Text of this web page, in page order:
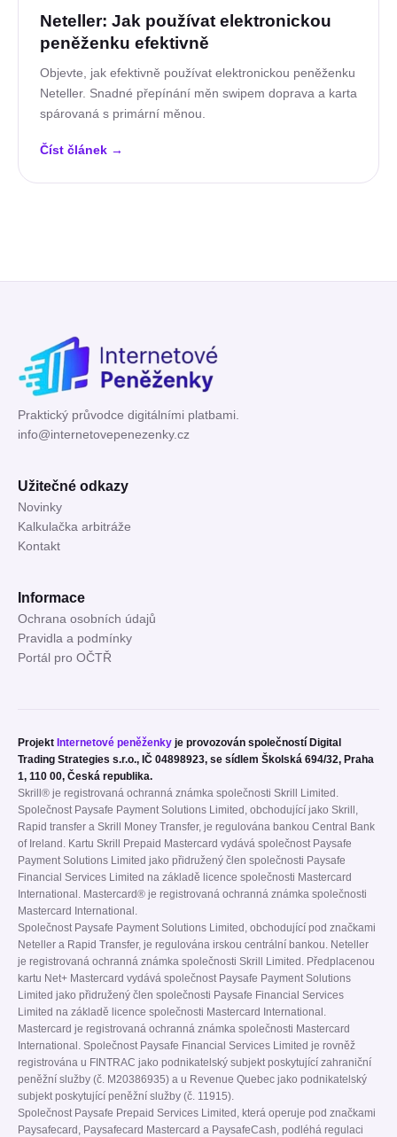
Neteller: Jak používat elektronickou
peněženku efektivně
Objevte, jak efektivně používat elektronickou peněženku
Neteller. Snadné přepínání měn swipem doprava a karta
spárovaná s primární měnou.
Číst článek →
Praktický průvodce digitálními platbami.
info@internetovepenezenky.cz
Užitečné odkazy
Novinky
Kalkulačka arbitráže
Kontakt
Informace
Ochrana osobních údajů
Pravidla a podmínky
Portál pro OČTŘ
Projekt Internetové peněženky je provozován společností Digital
Trading Strategies s.r.o., IČ 04898923, se sídlem Školská 694/32, Praha
1, 110 00, Česká republika.
Skrill® je registrovaná ochranná známka společnosti Skrill Limited.
Společnost Paysafe Payment Solutions Limited, obchodující jako Skrill,
Rapid transfer a Skrill Money Transfer, je regulována bankou Central Bank
of Ireland. Kartu Skrill Prepaid Mastercard vydává společnost Paysafe
Payment Solutions Limited jako přidružený člen společnosti Paysafe
Financial Services Limited na základě licence společnosti Mastercard
International. Mastercard® je registrovaná ochranná známka společnosti
Mastercard International.
Společnost Paysafe Payment Solutions Limited, obchodující pod značkami
Neteller a Rapid Transfer, je regulována irskou centrální bankou. Neteller
je registrovaná ochranná známka společnosti Skrill Limited. Předplacenou
kartu Net+ Mastercard vydává společnost Paysafe Payment Solutions
Limited jako přidružený člen společnosti Paysafe Financial Services
Limited na základě licence společnosti Mastercard International.
Mastercard je registrovaná ochranná známka společnosti Mastercard
International. Společnost Paysafe Financial Services Limited je rovněž
registrována u FINTRAC jako podnikatelský subjekt poskytující zahraniční
peněžní služby (č. M20386935) a u Revenue Quebec jako podnikatelský
subjekt poskytující peněžní služby (č. 11915).
Společnost Paysafe Prepaid Services Limited, která operuje pod značkami
Paysafecard, Paysafecard Mastercard a PaysafeCash, podléhá regulaci